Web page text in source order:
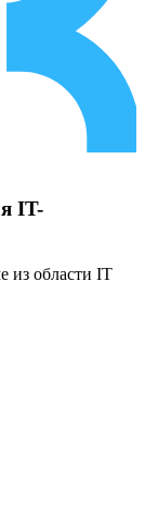
IT-
из области IT